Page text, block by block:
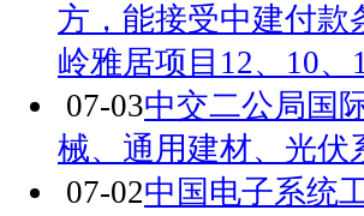
方，能接受中建付款
岭雅居项目12、10
07-03中交二公局国
械、通用建材、光伏
07-02中国电子系统